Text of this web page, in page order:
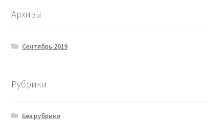
Архивы
Сентябрь 2019
Рубрики
Без рубрики